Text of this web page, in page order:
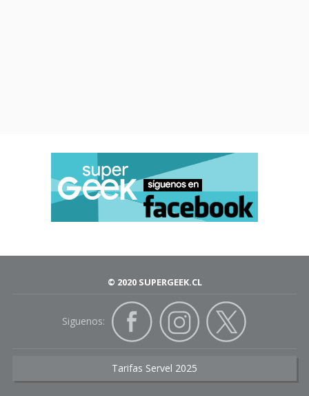
© 2020 SUPERGEEK.CL
Siguenos:
Tarifas Servel 2025